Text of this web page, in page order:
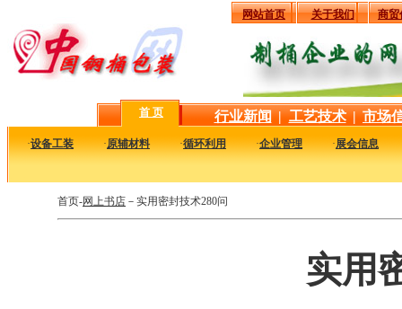
网站首页 关于我们 商贸
首 页 行业新闻 | 工艺技术 | 市场
·设备工装 ·原辅材料 ·循环利用 ·企业管理 ·展会信息
首页-网上书店 －实用密封技术280问
实用